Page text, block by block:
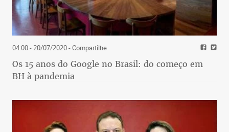
04:00 - 20/07/2020- Compartilhe
Os 15 anos do Google no Brasil: do começo em
BH à pandemia